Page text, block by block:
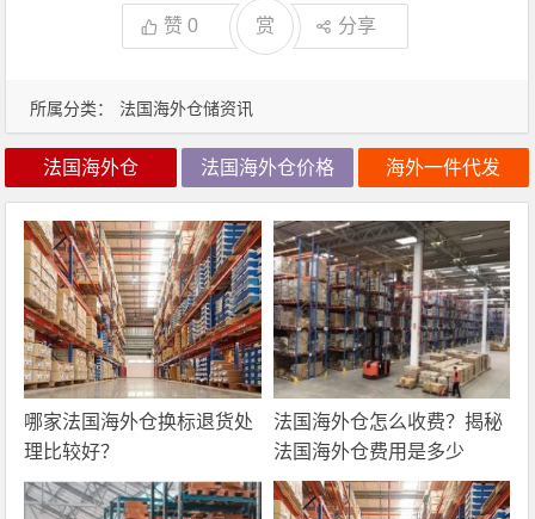
所属分类： 法国海外仓储资讯
赞0 赏 分享
法国海外仓 法国海外仓价格 海外一件代发
哪家法国海外仓换标退货处
理比较好？
法国海外仓怎么收费？揭秘
法国海外仓费用是多少